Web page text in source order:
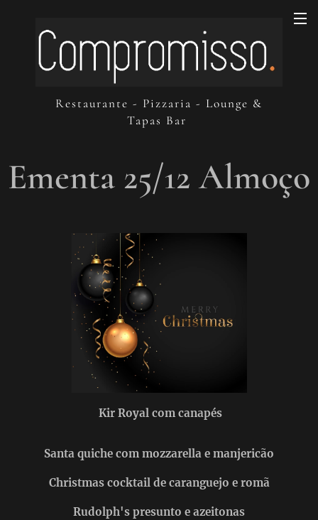
Restaurante - Pizzaria - Lounge &
Tapas Bar
Ementa 25/12 Almoço
Kir Royal com canapés
Santa quiche com mozzarella e manjericão
Christmas cocktail de caranguejo e romã
Rudolph's presunto e azeitonas